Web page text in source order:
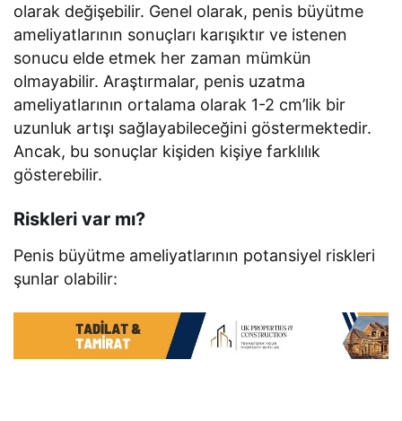
olarak değişebilir. Genel olarak, penis büyütme
ameliyatlarının sonuçları karışıktır ve istenen
sonucu elde etmek her zaman mümkün
olmayabilir. Araştırmalar, penis uzatma
ameliyatlarının ortalama olarak 1-2 cm’lik bir
uzunluk artışı sağlayabileceğini göstermektedir.
Ancak, bu sonuçlar kişiden kişiye farklılık
gösterebilir.
Riskleri var mı?
Penis büyütme ameliyatlarının potansiyel riskleri
şunlar olabilir: